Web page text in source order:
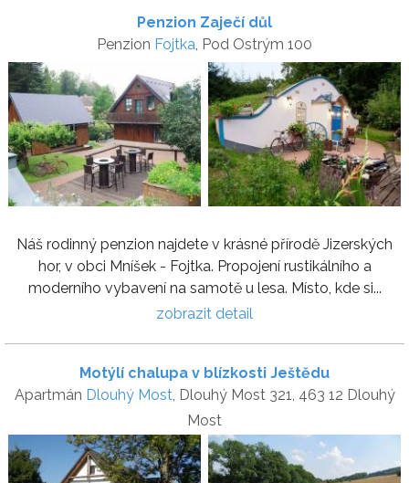
Penzion Zaječí důl
Penzion Fojtka, Pod Ostrým 100
Náš rodinný penzion najdete v krásné přírodě Jizerských
hor, v obci Mníšek - Fojtka. Propojení rustikálního a
moderního vybavení na samotě u lesa. Místo, kde si...
zobrazit detail
Motýlí chalupa v blízkosti Ještědu
Apartmán Dlouhý Most, Dlouhý Most 321, 463 12 Dlouhý
Most